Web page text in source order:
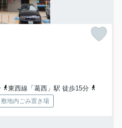
東西線「葛西」駅 徒歩15分
敷地内ごみ置き場